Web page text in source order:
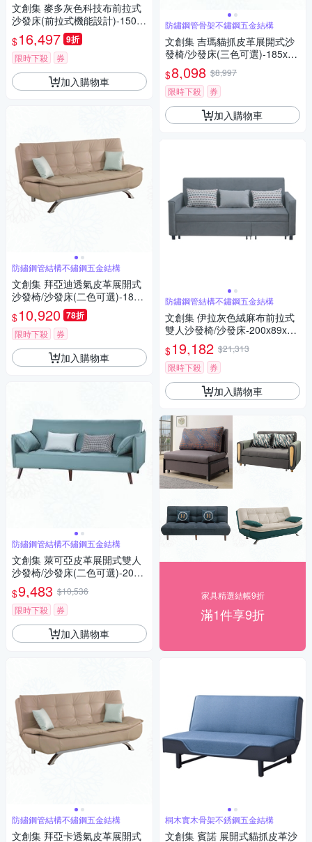
文創集 麥多灰色科技布前拉式
沙發床(前拉式機能設計)-150x9
0x77cm免組
$16,497 9折
限時下殺 券
加入購物車
防鏽鋼管結構不鏽鋼五金結構
文創集 拜亞迪透氣皮革展開式
沙發椅/沙發床(二色可選)-182x
75x84cm免組
$10,920 78折
限時下殺 券
加入購物車
防鏽鋼管結構不鏽鋼五金結構
文創集 萊可亞皮革展開式雙人
沙發椅/沙發床(二色可選)-204x
85x93cm免組
$9,483 $10,536
限時下殺
券
加入購物車
防鏽鋼管結構不鏽鋼五金結構
文創集 拜亞卡透氣皮革展開式
防鏽鋼管骨架不鏽鋼五金結構
文創集 吉瑪貓抓皮革展開式沙
發椅/沙發床(三色可選)-185x90
x83cm免組
$8,098 $8,997
限時下殺
券
加入購物車
防鏽鋼管結構不鏽鋼五金結構
文創集 伊拉灰色絨麻布前拉式
雙人沙發椅/沙發床-200x89x93
cm免組
$19,182 $21,313
限時下殺
券
加入購物車
家具精選結帳9折
滿1件享9折
桐木實木骨架不銹鋼五金結構
文創集 賓諾 展開式貓抓皮革沙